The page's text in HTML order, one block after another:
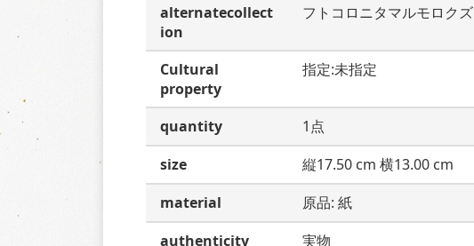
alternatecollect
ion
フトコロニタマルモロクズ
Cultural
property
指定:未指定
quantity
1点
size
縦17.50 cm 横13.00 cm
material
原品: 紙
authenticity
実物